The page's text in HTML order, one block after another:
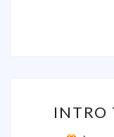
INTRO